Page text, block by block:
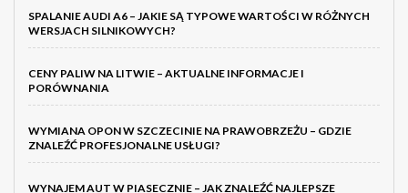
SPALANIE AUDI A6 – JAKIE SĄ TYPOWE WARTOŚCI W RÓŻNYCH
WERSJACH SILNIKOWYCH?
CENY PALIW NA LITWIE – AKTUALNE INFORMACJE I
PORÓWNANIA
WYMIANA OPON W SZCZECINIE NA PRAWOBRZEŻU – GDZIE
ZNALEŹĆ PROFESJONALNE USŁUGI?
WYNAJEM AUT W PIASECZNIE – JAK ZNALEŹĆ NAJLEPSZE